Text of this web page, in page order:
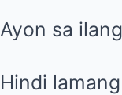
Ayon sa
Hindi